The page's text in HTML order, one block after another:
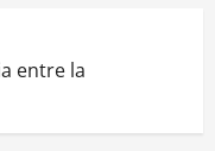
entre la